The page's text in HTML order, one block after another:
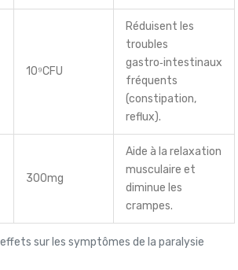
sur les symptômes de la paralysie
10⁹CFU
Réduisent les
troubles
gastro‑intestinaux
fréquents
(constipation,
reflux).
300mg
Aide à la relaxation
musculaire et
diminue les
crampes.